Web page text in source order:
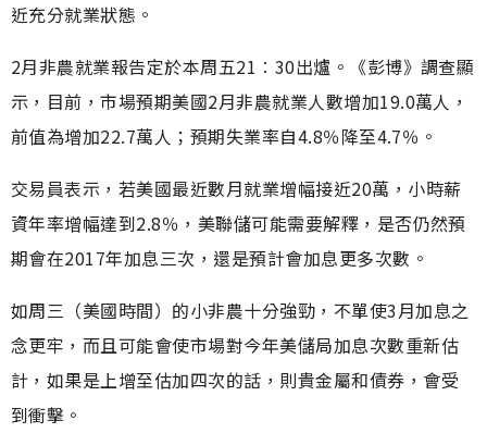
近充分就業狀態。
2月非農就業報告定於本周五21︰30出爐。《彭博》調查顯
示，目前，市場預期美國2月非農就業人數增加19.0萬人，
前值為增加22.7萬人；預期失業率自4.8％降至4.7％。
交易員表示，若美國最近數月就業增幅接近20萬，小時薪
資年率增幅達到2.8％，美聯儲可能需要解釋，是否仍然預
期會在2017年加息三次，還是預計會加息更多次數。
如周三（美國時間）的小非農十分強勁，不單使3月加息之
念更牢，而且可能會使市場對今年美儲局加息次數重新估
計，如果是上增至估加四次的話，則貴金屬和債券，會受
到衝擊。